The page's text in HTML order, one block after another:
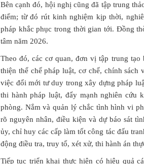
Bên cạnh đó, hội nghị cũng đã tập trung
điểm; từ đó rút kinh nghiệm kịp thời,
pháp khắc phục trong thời gian tới. Đồng
tâm năm 2026.
Theo đó, các cơ quan, đơn vị tập trung
thiện thể chế pháp luật, cơ chế, chính sách
việc đổi mới tư duy trong xây dựng pháp
thi hành pháp luật, đẩy mạnh nghiên cứu
phòng. Nắm và quản lý chắc tình hình vi
rõ nguyên nhân, điều kiện và dự báo sát
ủy, chỉ huy các cấp làm tốt công tác đấu
động điều tra, truy tố, xét xử, thi hành án
Tiếp tục triển khai thực hiện có hiệu quả